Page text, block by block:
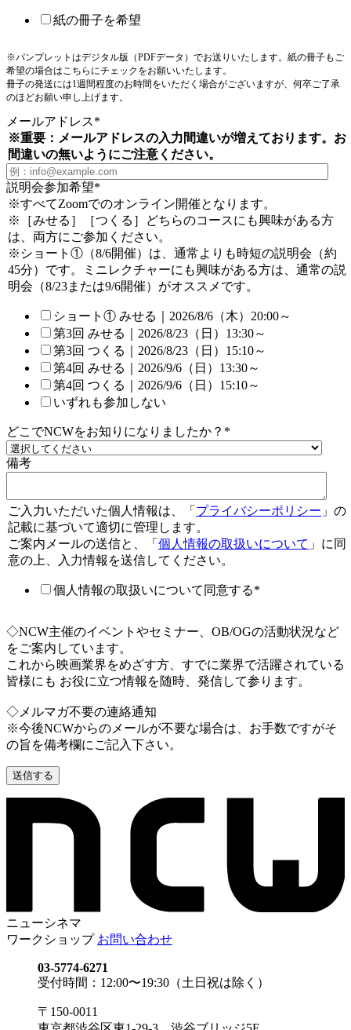
紙の冊子を希望
※パンプレットはデジタル版（PDFデータ）でお送りいたします。紙の冊子もご
希望の場合はこちらにチェックをお願いいたします。
冊子の発送には1週間程度のお時間をいただく場合がございますが、何卒ご了承
のほどお願い申し上げます。
メールアドレス*
※重要：メールアドレスの入力間違いが増えております。お
間違いの無いようにご注意ください。
説明会参加希望*
※すべてZoomでのオンライン開催となります。
※［みせる］［つくる］どちらのコースにも興味がある方
は、両方にご参加ください。
※ショート①（8/6開催）は、通常よりも時短の説明会（約
45分）です。ミニレクチャーにも興味がある方は、通常の説
明会（8/23または9/6開催）がオススメです。
ショート① みせる｜2026/8/6（木）20:00～
第3回 みせる｜2026/8/23（日）13:30～
第3回 つくる｜2026/8/23（日）15:10～
第4回 みせる｜2026/9/6（日）13:30～
第4回 つくる｜2026/9/6（日）15:10～
いずれも参加しない
どこでNCWをお知りになりましたか？ *
備考
ご入力いただいた個人情報は、「 プライバシーポリシー 」の
記載に基づいて適切に管理します。
ご案内メールの送信と、「 個人情報の取扱いについて 」に同
意の上、入力情報を送信してください。
個人情報の取扱いについて同意する*
◇NCW主催のイベントやセミナー、OB/OGの活動状況など
をご案内しています。
これから映画業界をめざす方、すでに業界で活躍されている
皆様にも お役に立つ情報を随時、発信して参ります。
◇メルマガ不要の連絡通知
※今後NCWからのメールが不要な場合は、お手数ですがそ
の旨を備考欄にご記入下さい。
ニューシネマ
ワークショップ お問い合わせ
03-5774-6271
受付時間：12:00〜19:30（土日祝は除く）
〒150-0011